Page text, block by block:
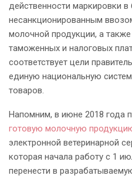
действенности маркировки в
несанкционированным
молочной продукции, а
таможенных и налоговых
соответствует цели
единую национальную
товаров.
Напомним, в июне 2018 года
готовую молочную
электронной ветеринарной
которая начала работу с 1
перенести в